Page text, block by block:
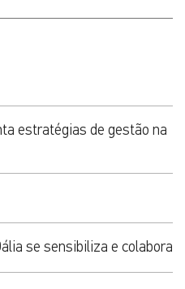
estratégias de gestão na
se sensibiliza e colabora